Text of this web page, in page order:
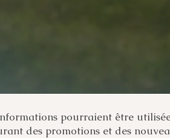
pourraient être
des promotions et des